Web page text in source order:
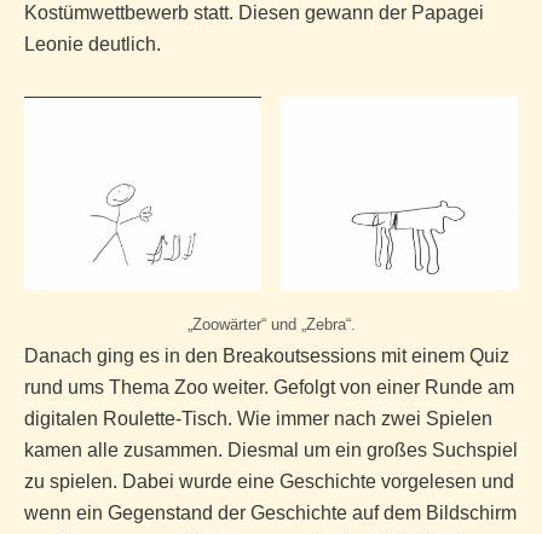
Kostümwettbewerb statt. Diesen gewann der Papagei
Leonie deutlich.
„Zoowärter“ und „Zebra“.
Danach ging es in den Breakoutsessions mit einem Quiz
rund ums Thema Zoo weiter. Gefolgt von einer Runde am
digitalen Roulette-Tisch. Wie immer nach zwei Spielen
kamen alle zusammen. Diesmal um ein großes Suchspiel
zu spielen. Dabei wurde eine Geschichte vorgelesen und
wenn ein Gegenstand der Geschichte auf dem Bildschirm